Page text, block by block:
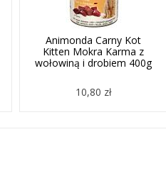
Animonda Carny Kot
Kitten Mokra Karma z
wołowiną i drobiem 400g
10,80 zł